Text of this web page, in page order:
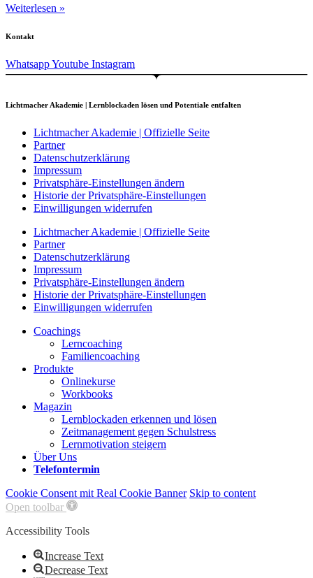
Weiterlesen »
Kontakt
WhatsappYoutube Instagram
Lichtmacher Akademie | Lernblockaden lösen und Potentiale entfalten
Lichtmacher Akademie | Offizielle Seite
Partner
Datenschutzerklärung
Impressum
Privatsphäre-Einstellungen ändern
Historie der Privatsphäre-Einstellungen
Einwilligungen widerrufen
Lichtmacher Akademie | Offizielle Seite
Partner
Datenschutzerklärung
Impressum
Privatsphäre-Einstellungen ändern
Historie der Privatsphäre-Einstellungen
Einwilligungen widerrufen
Coachings
Lerncoaching
Familiencoaching
Produkte
Onlinekurse
Workbooks
Magazin
Lernblockaden erkennen und lösen
Zeitmanagement gegen Schulstress
Lernmotivation steigern
Über Uns
Telefontermin
Cookie Consent mit Real Cookie Banner Skip to content
Open toolbar
Accessibility Tools
Increase Text
Decrease Text